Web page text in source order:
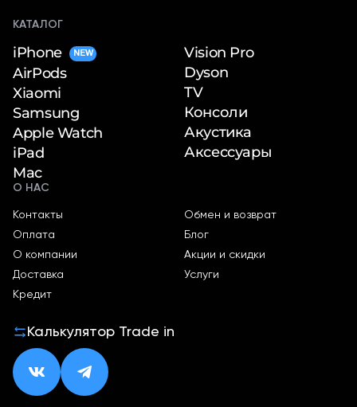
КАТАЛОГ
iPhone NEW
AirPods
Xiaomi
Samsung
Apple Watch
iPad
Mac
Vision Pro
Dyson
TV
Консоли
Акустика
Аксессуары
О НАС
Контакты
Оплата
О компании
Доставка
Кредит
Обмен и возврат
Блог
Акции и скидки
Услуги
Калькулятор Trade in